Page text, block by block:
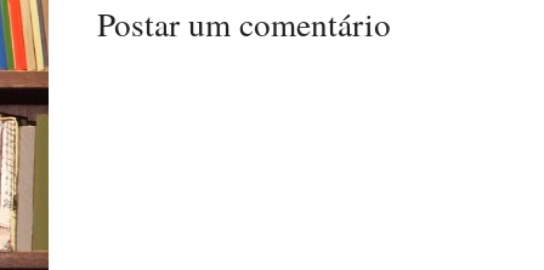
Postar um comentário